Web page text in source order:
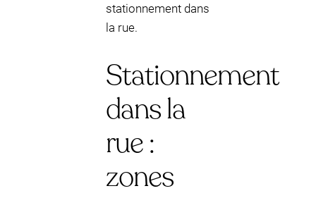
stationnement dans
la rue.
Stationnement
dans la
rue :
zones